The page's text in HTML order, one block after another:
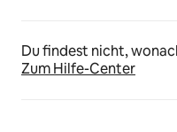
Du findest nicht,
Zum Hilfe-Center